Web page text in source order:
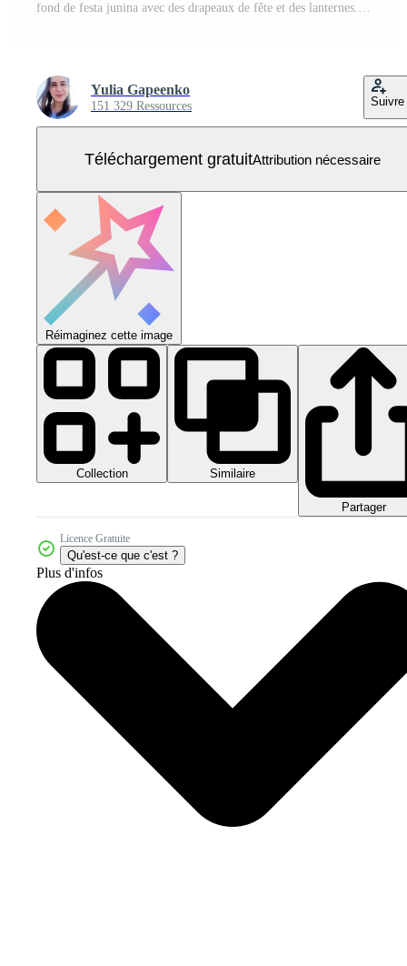
fond de festa junina avec des drapeaux de fête et des lanternes. fond de festival de juin au brésil pour carte de voeux Vecteur Gratuit
Yulia Gapeenko
151 329 Ressources Suivre
Téléchargement gratuitAttribution nécessaire
Réimaginez cette image
Collection Similaire
Partager
Licence Gratuite
Qu'est-ce que c'est ?
Plus d'infos